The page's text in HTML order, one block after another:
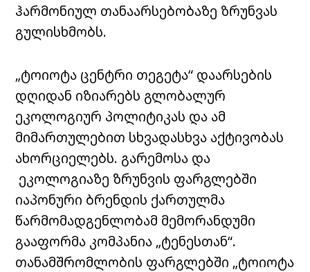
ჰარმონიულ თანაარსებობაზე ზრუნვას
გულისხმობს.
„ტოიოტა ცენტრი თეგეტა“ დაარსების
დღიდან იზიარებს გლობალურ
ეკოლოგიურ პოლიტიკას და ამ
მიმართულებით სხვადასხვა აქტივობას
ახორციელებს. გარემოსა და
ეკოლოგიაზე ზრუნვის ფარგლებში
იაპონური ბრენდის ქართულმა
წარმომადგენლობამ მემორანდუმი
გააფორმა კომპანია „ტენესთან“.
თანამშრომლობის ფარგლებში „ტოიოტა